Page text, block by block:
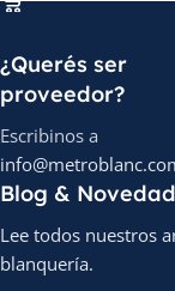
¿Querés ser
proveedor?
Escribinos a
Blog &
Lee todos nuestros
blanquería.